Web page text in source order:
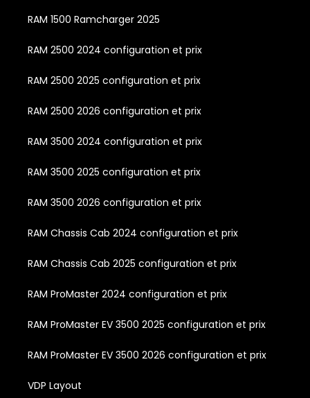
RAM 1500 Ramcharger 2025
RAM 2500 2024 configuration et prix
RAM 2500 2025 configuration et prix
RAM 2500 2026 configuration et prix
RAM 3500 2024 configuration et prix
RAM 3500 2025 configuration et prix
RAM 3500 2026 configuration et prix
RAM Chassis Cab 2024 configuration et prix
RAM Chassis Cab 2025 configuration et prix
RAM ProMaster 2024 configuration et prix
RAM ProMaster EV 3500 2025 configuration et prix
RAM ProMaster EV 3500 2026 configuration et prix
VDP Layout